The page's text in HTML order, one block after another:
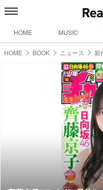
HOME MUSIC
HOME BOOK ニュース 新